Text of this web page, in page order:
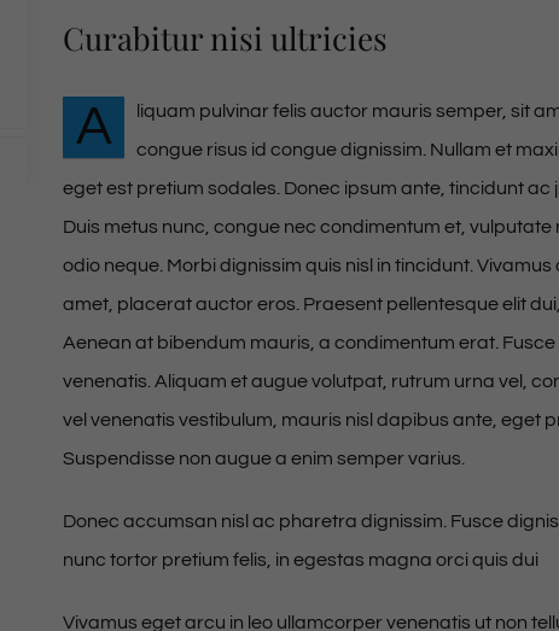
Curabitur nisi ultricies
A
liquam pulvinar felis auctor mauris semper, sit
congue risus id congue dignissim. Nullam et
eget est pretium sodales. Donec ipsum ante, tincidunt ac
Duis metus nunc, congue nec condimentum et,
odio neque. Morbi dignissim quis nisl in tincidunt.
amet, placerat auctor eros. Praesent pellentesque elit
Aenean at bibendum mauris, a condimentum erat.
venenatis. Aliquam et augue volutpat, rutrum urna vel,
vel venenatis vestibulum, mauris nisl dapibus ante, eget
Suspendisse non augue a enim semper varius.
Donec accumsan nisl ac pharetra dignissim. Fusce
nunc tortor pretium felis, in egestas magna orci quis dui
Vivamus eget arcu in leo ullamcorper venenatis ut non